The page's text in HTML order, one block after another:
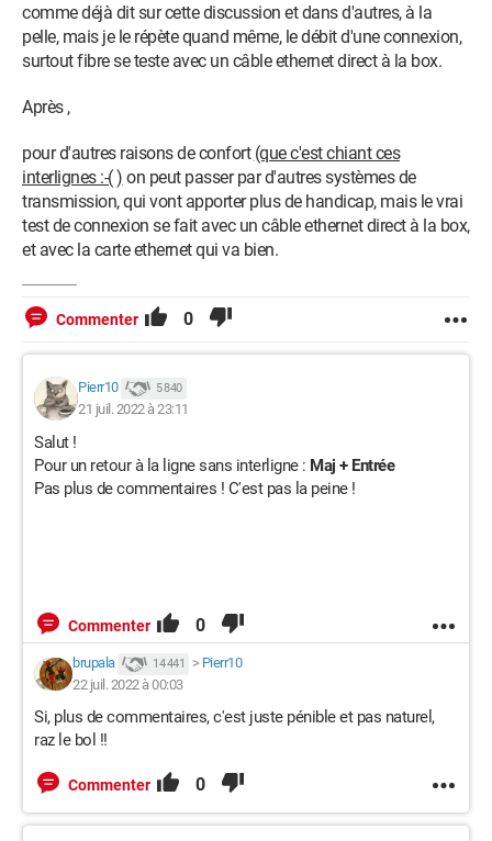
comme déjà dit sur cette discussion et dans d'autres, à la
pelle, mais je le répète quand même, le débit d'une connexion,
surtout fibre se teste avec un câble ethernet direct à la box.
Après ,
pour d'autres raisons de confort (que c'est chiant ces
interlignes :-( ) on peut passer par d'autres systèmes de
transmission, qui vont apporter plus de handicap, mais le vrai
test de connexion se fait avec un câble ethernet direct à la box,
et avec la carte ethernet qui va bien.
Commenter 0
Pierr10 5 840
21 juil. 2022 à 23:11
Salut !
Pour un retour à la ligne sans interligne : Maj + Entrée
Pas plus de commentaires ! C'est pas la peine !
Commenter 0
brupala 14 441 > Pierr10
22 juil. 2022 à 00:03
Si, plus de commentaires, c'est juste pénible et pas naturel,
raz le bol !!
Commenter 0